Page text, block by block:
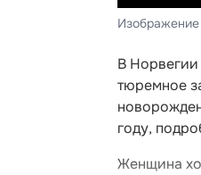
В Норвегии
тюремное
году,
Женщина